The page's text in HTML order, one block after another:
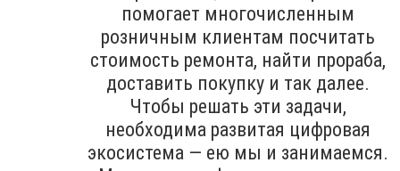
помогает многочисленным
розничным клиентам посчитать
стоимость ремонта, найти прораба,
доставить покупку и так далее.
Чтобы решать эти задачи,
необходима развитая цифровая
экосистема — ею мы и занимаемся.